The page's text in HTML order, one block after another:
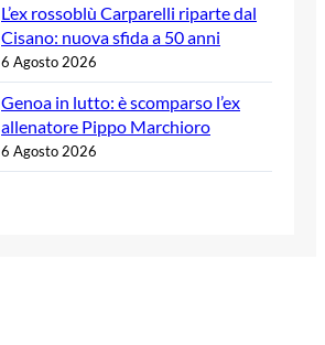
L’ex rossoblù Carparelli riparte dal
Cisano: nuova sfida a 50 anni
6 Agosto 2026
Genoa in lutto: è scomparso l’ex
allenatore Pippo Marchioro
6 Agosto 2026